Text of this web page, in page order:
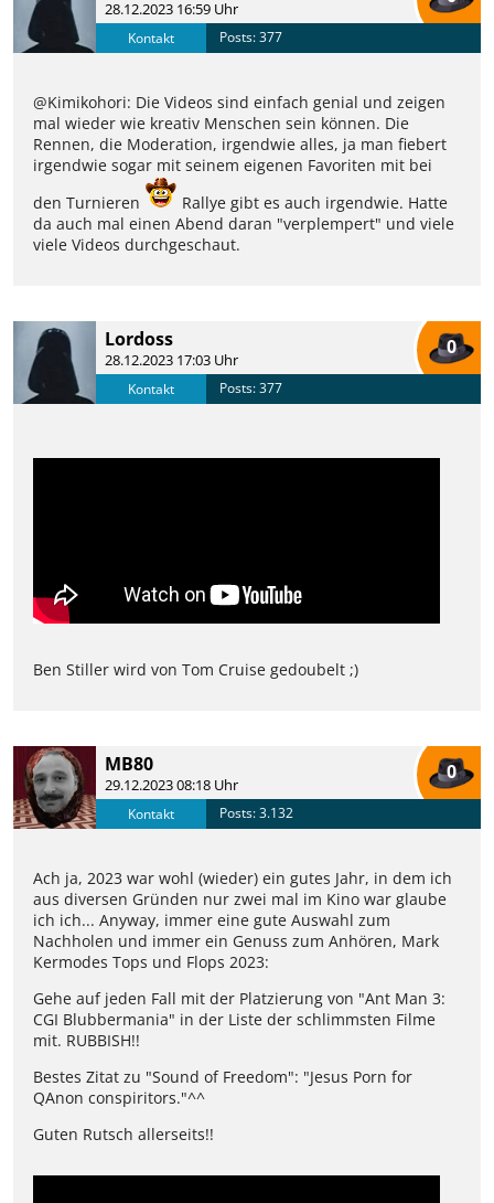
28.12.2023 16:59 Uhr
Kontakt Posts: 377
@Kimikohori: Die Videos sind einfach genial und zeigen
mal wieder wie kreativ Menschen sein können. Die
Rennen, die Moderation, irgendwie alles, ja man fiebert
irgendwie sogar mit seinem eigenen Favoriten mit bei
den Turnieren
Rallye gibt es auch irgendwie. Hatte
da auch mal einen Abend daran "verplempert" und viele
viele Videos durchgeschaut.
Lordoss
28.12.2023 17:03 Uhr
0
Kontakt Posts: 377
Ben Stiller wird von Tom Cruise gedoubelt ;)
MB80
29.12.2023 08:18 Uhr
0
Kontakt Posts: 3.132
Ach ja, 2023 war wohl (wieder) ein gutes Jahr, in dem ich
aus diversen Gründen nur zwei mal im Kino war glaube
ich ich... Anyway, immer eine gute Auswahl zum
Nachholen und immer ein Genuss zum Anhören, Mark
Kermodes Tops und Flops 2023:
Gehe auf jeden Fall mit der Platzierung von "Ant Man 3:
CGI Blubbermania" in der Liste der schlimmsten Filme
mit. RUBBISH!!
Bestes Zitat zu "Sound of Freedom": "Jesus Porn for
QAnon conspiritors."^^
Guten Rutsch allerseits!!